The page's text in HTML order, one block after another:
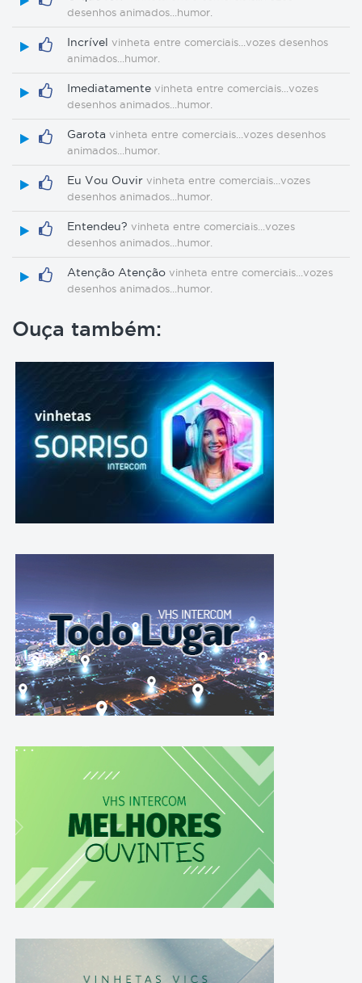
desenhos animados...humor.
Incrível vinheta entre comerciais...vozes desenhos
animados...humor.
Imediatamente vinheta entre comerciais...vozes
desenhos animados...humor.
Garota vinheta entre comerciais...vozes desenhos
animados...humor.
Eu Vou Ouvir vinheta entre comerciais...vozes
desenhos animados...humor.
Entendeu? vinheta entre comerciais...vozes
desenhos animados...humor.
Atenção Atenção vinheta entre comerciais...vozes
desenhos animados...humor.
Ouça também: